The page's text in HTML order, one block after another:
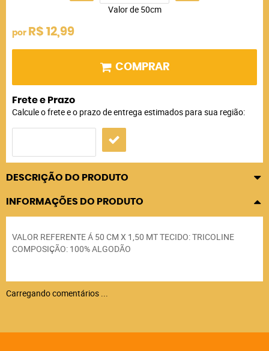
Valor de 50cm
por R$ 12,99
COMPRAR
Frete e Prazo
Calcule o frete e o prazo de entrega estimados para sua região:
DESCRIÇÃO DO PRODUTO
INFORMAÇÕES DO PRODUTO
VALOR REFERENTE Á 50 CM X 1,50 MT TECIDO: TRICOLINE
COMPOSIÇÃO: 100% ALGODÃO
Carregando comentários ...